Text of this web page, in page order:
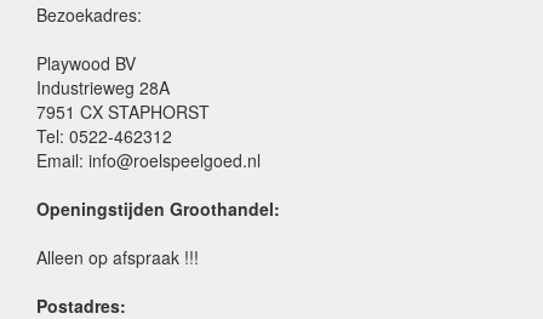
Bezoekadres:
Playwood BV
Industrieweg 28A
7951 CX STAPHORST
Tel: 0522-462312
Email: info@roelspeelgoed.nl
Openingstijden Groothandel:
Alleen op afspraak !!!
Postadres: